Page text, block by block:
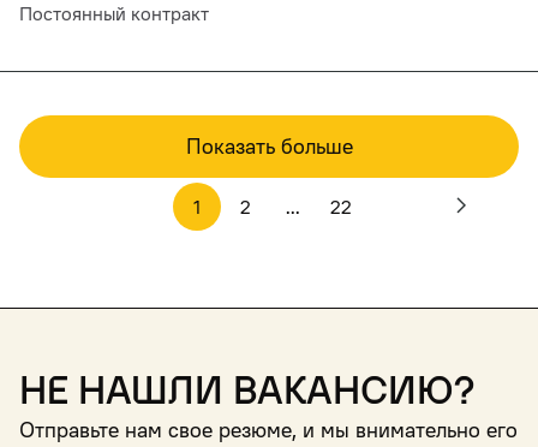
Постоянный контракт
Показать больше
1 2 ... 22
Не нашли вакансию?
Отправьте нам свое резюме, и мы внимательно его